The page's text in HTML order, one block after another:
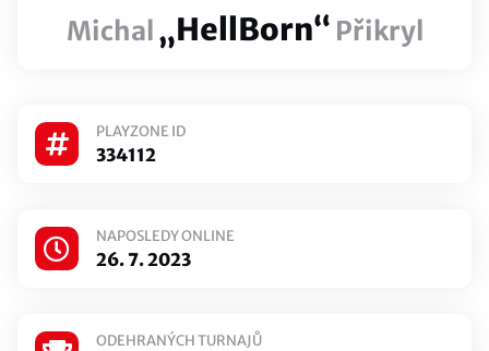
Michal„HellBorn“ Přikryl
PLAYZONE ID
334112
NAPOSLEDY ONLINE
26. 7. 2023
ODEHRANÝCH TURNAJŮ